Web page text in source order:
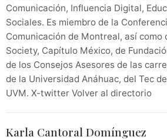
Comunicación, Influencia Digital,
Sociales. Es miembro de la
Comunicación de Montreal, así como
Society, Capítulo México, de
de los Consejos Asesores de las
de la Universidad Anáhuac, del Tec
UVM. X-twitter Volver al directorio
Karla Cantoral Domínguez